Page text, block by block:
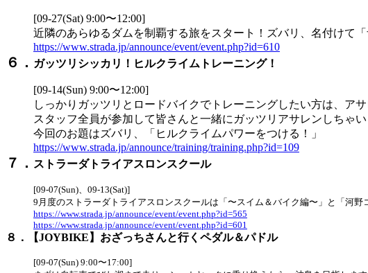
[09-27(Sat) 9:00〜12:00]
近隣のあらゆるダムを制覇する旅をスタート！ズバリ、名付けて
https://www.strada.jp/announce/event/event.php?id=610
６． ガッツリシッカリ！ヒルクライムトレーニング！
[09-14(Sun) 9:00〜12:00]
しっかりガッツリとロードバイクでトレーニングしたい方は、ア
スタッフ全員が参加して皆さんと一緒にガッツリアサレンしちゃい
今回のお題はズバリ、「ヒルクライムパワーをつける！」
https://www.strada.jp/announce/training/training.php?id=109
７． ストラーダトライアスロンスクール
[09-07(Sun)、09-13(Sat)]
9月度のストラーダトライアスロンスクールは「〜スイム＆バイク編〜」と「河野
https://www.strada.jp/announce/event/event.php?id=565
https://www.strada.jp/announce/event/event.php?id=601
８．【JOYBIKE】おざっちさんと行くペダル＆パドル
[09-07(Sun) 9:00〜17:00]